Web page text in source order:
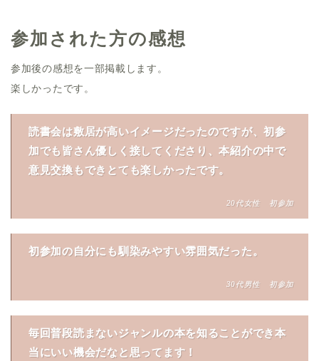
参加された方の感想
参加後の感想を一部掲載します。
楽しかったです。
読書会は敷居が高いイメージだったのですが、初参
加でも皆さん優しく接してくださり、本紹介の中で
意見交換もできとても楽しかったです。
20代女性 初参加
初参加の自分にも馴染みやすい雰囲気だった。
30代男性 初参加
毎回普段読まないジャンルの本を知ることができ本
当にいい機会だなと思ってます！